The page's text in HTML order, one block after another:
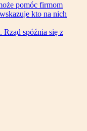
pomóc firmom
kto na nich
Rząd spóźnia się z